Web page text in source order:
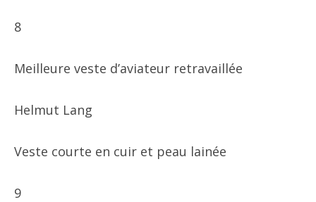
8
Meilleure veste d’aviateur retravaillée
Helmut Lang
Veste courte en cuir et peau lainée
9